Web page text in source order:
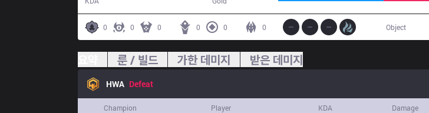
0 0 0 0 0 0 Object
룬 / 빌드 가한 데미지 받은 데미지
HWA Defeat
Champion Player KDA Damage